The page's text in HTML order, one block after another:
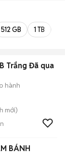
512 GB 1 TB
Trắng Đã qua
hành
mới)
BÁNH